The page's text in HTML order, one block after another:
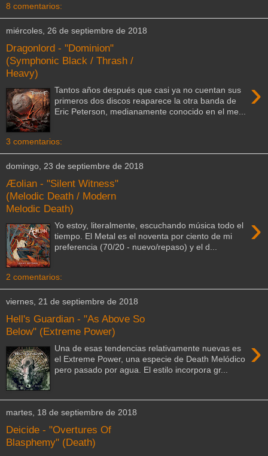
8 comentarios:
miércoles, 26 de septiembre de 2018
Dragonlord - "Dominion"
(Symphonic Black / Thrash /
Heavy)
›
Tantos años después que casi ya no cuentan sus
primeros dos discos reaparece la otra banda de
Eric Peterson, medianamente conocido en el me...
3 comentarios:
domingo, 23 de septiembre de 2018
Æolian - "Silent Witness"
(Melodic Death / Modern
Melodic Death)
›
Yo estoy, literalmente, escuchando música todo el
tiempo. El Metal es el noventa por ciento de mi
preferencia (70/20 - nuevo/repaso) y el d...
2 comentarios:
viernes, 21 de septiembre de 2018
Hell's Guardian - "As Above So
Below" (Extreme Power)
›
Una de esas tendencias relativamente nuevas es
el Extreme Power, una especie de Death Melódico
pero pasado por agua. El estilo incorpora gr...
martes, 18 de septiembre de 2018
Deicide - "Overtures Of
Blasphemy" (Death)